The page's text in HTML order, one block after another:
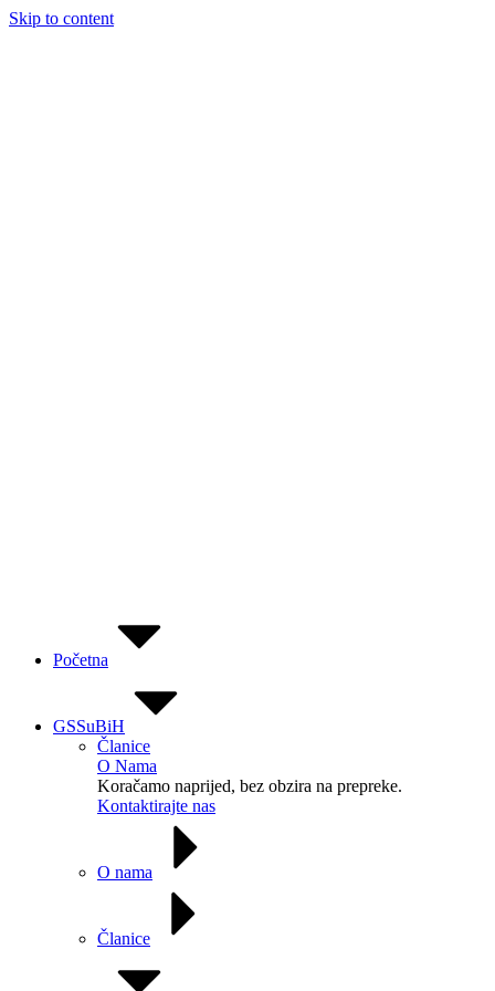
Skip to content
Početna
GSSuBiH
Članice
O Nama
Koračamo naprijed, bez obzira na prepreke.
Kontaktirajte nas
O nama
Članice